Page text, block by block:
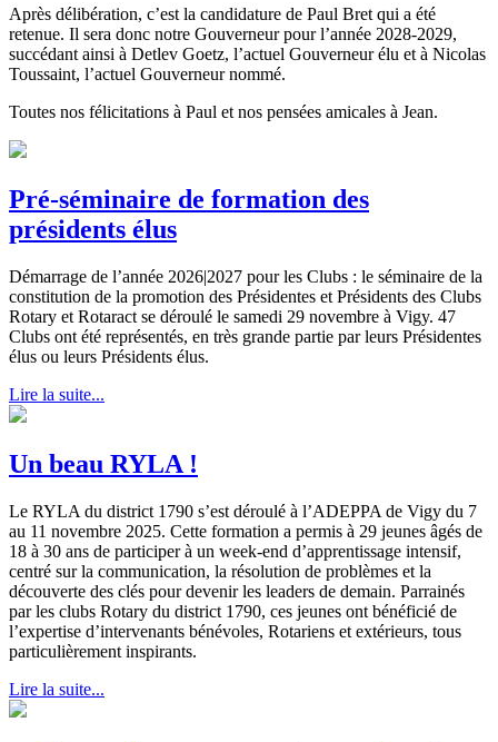
Après délibération, c’est la candidature de Paul Bret qui a été
retenue. Il sera donc notre Gouverneur pour l’année 2028-2029,
succédant ainsi à Detlev Goetz, l’actuel Gouverneur élu et à Nicolas
Toussaint, l’actuel Gouverneur nommé.
Toutes nos félicitations à Paul et nos pensées amicales à Jean.
Pré-séminaire de formation des
présidents élus
Démarrage de l’année 2026|2027 pour les Clubs : le séminaire de la
constitution de la promotion des Présidentes et Présidents des Clubs
Rotary et Rotaract se déroulé le samedi 29 novembre à Vigy. 47
Clubs ont été représentés, en très grande partie par leurs Présidentes
élus ou leurs Présidents élus.
Lire la suite...
Un beau RYLA !
Le RYLA du district 1790 s’est déroulé à l’ADEPPA de Vigy du 7
au 11 novembre 2025. Cette formation a permis à 29 jeunes âgés de
18 à 30 ans de participer à un week-end d’apprentissage intensif,
centré sur la communication, la résolution de problèmes et la
découverte des clés pour devenir les leaders de demain. Parrainés
par les clubs Rotary du district 1790, ces jeunes ont bénéficié de
l’expertise d’intervenants bénévoles, Rotariens et extérieurs, tous
particulièrement inspirants.
Lire la suite...